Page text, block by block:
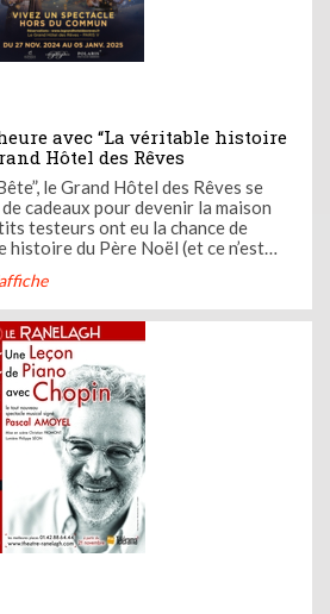
avec “La véritable histoire
Hôtel des Rêves
le Grand Hôtel des Rêves se
cadeaux pour devenir la maison
testeurs ont eu la chance de
du Père Noël (et ce n’est
ci-dessous.